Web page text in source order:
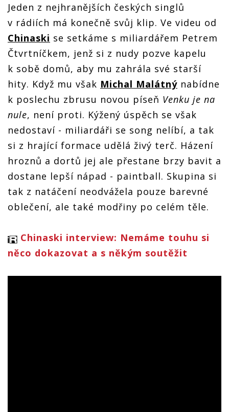
Jeden z nejhranějších českých singlů
v rádiích má konečně svůj klip. Ve videu od
Chinaski se setkáme s miliardářem Petrem
Čtvrtníčkem, jenž si z nudy pozve kapelu
k sobě domů, aby mu zahrála své starší
hity. Když mu však Michal Malátný nabídne
k poslechu zbrusu novou píseň Venku je na
nule, není proti. Kýžený úspěch se však
nedostaví - miliardáři se song nelíbí, a tak
si z hrající formace udělá živý terč. Házení
hroznů a dortů jej ale přestane brzy bavit a
dostane lepší nápad - paintball. Skupina si
tak z natáčení neodvážela pouze barevné
oblečení, ale také modřiny po celém těle.
Chinaski interview: Nemáme touhu si
něco dokazovat a s někým soutěžit